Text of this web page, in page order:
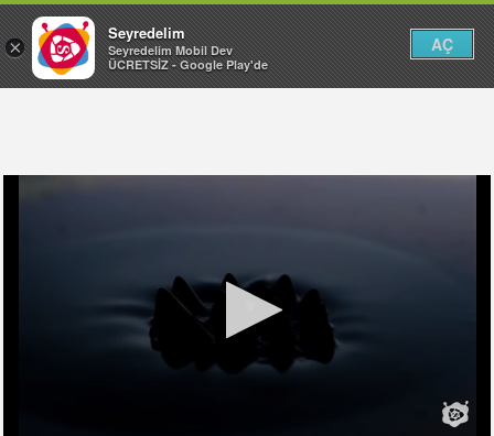
×
Seyredelim
Seyredelim Mobil Dev
ÜCRETSİZ - Google Play'de
AÇ